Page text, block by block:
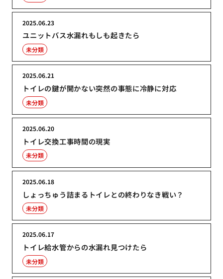
ユニットバス水漏れもしも起きたら
2025.06.23
未分類
トイレの鍵が開かない突然の事態に冷静に対応
2025.06.21
未分類
トイレ交換工事時間の現実
2025.06.20
未分類
しょっちゅう詰まるトイレとの終わりなき戦い？
2025.06.18
未分類
トイレ給水管からの水漏れ見つけたら
2025.06.17
未分類